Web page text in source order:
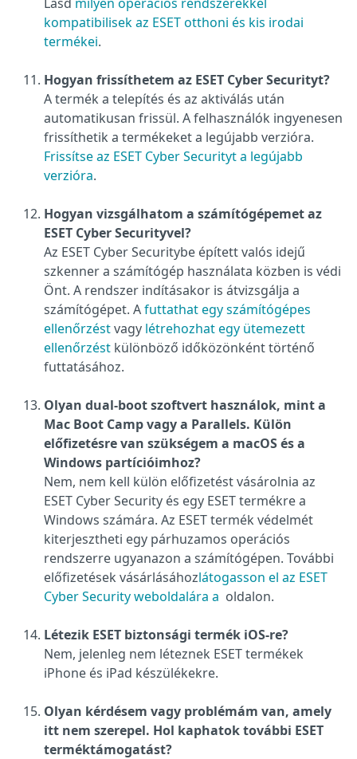
kompatibilisek az ESET otthoni és kis irodai
termékei.
Hogyan frissíthetem az ESET Cyber Securityt?
A termék a telepítés és az aktiválás után
automatikusan frissül. A felhasználók ingyenesen
frissíthetik a termékeket a legújabb verzióra.
Frissítse az ESET Cyber Securityt a legújabb
verzióra.
Hogyan vizsgálhatom a számítógépemet az
ESET Cyber Securityvel?
Az ESET Cyber Securitybe épített valós idejű
szkenner a számítógép használata közben is védi
Önt. A rendszer indításakor is átvizsgálja a
számítógépet. Afuttathat egy számítógépes
ellenőrzéstvagy létrehozhat egy ütemezett
ellenőrzést különböző időközönként történő
futtatásához.
Olyan dual-boot szoftvert használok, mint a
Mac Boot Camp vagy a Parallels. Külön
előfizetésre van szükségem a macOS és a
Windows partícióimhoz?
Nem, nem kell külön előfizetést vásárolnia az
ESET Cyber Security és egy ESET termékre a
Windows számára. Az ESET termék védelmét
kiterjesztheti egy párhuzamos operációs
rendszerre ugyanazon a számítógépen. További
előfizetések vásárlásáhozlátogasson el az ESET
Cyber Security weboldalára a oldalon.
Létezik ESET biztonsági termék iOS-re?
Nem, jelenleg nem léteznek ESET termékek
iPhone és iPad készülékekre.
Olyan kérdésem vagy problémám van, amely
itt nem szerepel. Hol kaphatok további ESET
terméktámogatást?